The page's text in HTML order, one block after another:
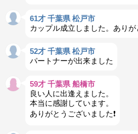
61才 千葉県 松戸市
カップル成立しました。ありが
52才 千葉県 松戸市
パートナーが出来ました
59才 千葉県 船橋市
良い人に出逢えました。
本当に感謝しています。
ありがとうございました❗️